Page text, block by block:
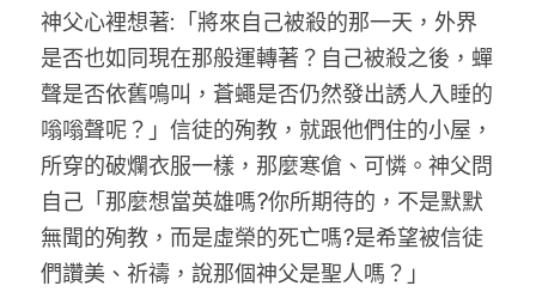
神父心裡想著:「將來自己被殺的那一天，外界
是否也如同現在那般運轉著？自己被殺之後，蟬
聲是否依舊鳴叫，蒼蠅是否仍然發出誘人入睡的
嗡嗡聲呢？」信徒的殉教，就跟他們住的小屋，
所穿的破爛衣服一樣，那麼寒傖、可憐。神父問
自己「那麼想當英雄嗎?你所期待的，不是默默
無聞的殉教，而是虛榮的死亡嗎?是希望被信徒
們讚美、祈禱，說那個神父是聖人嗎？」